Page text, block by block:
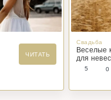
ЧИТАТЬ
Свадьба
Веселые
для
5 0